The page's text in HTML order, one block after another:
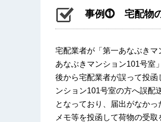
事例⓵ 宅配物
宅配業者が「第一あなぶき
あなぶきマンション101号室
後から宅配業者が誤って投
ンション101号室の方へ誤配
となっており、届出がなかっ
メモ等を投函して荷物の受